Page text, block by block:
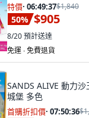
特價· 06:49:35$1,840
50% $905
8/20預計送達
免運 ∙ 免費退貨
SANDS ALIVE 動力
城堡 多色
首購折扣價· 07:50:34